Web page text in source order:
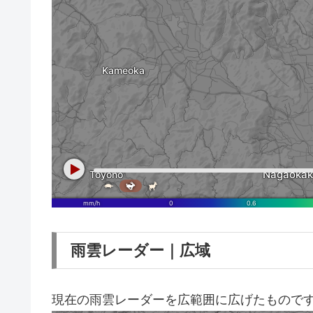
雨雲レーダー｜広域
現在の雨雲レーダーを広範囲に広げたもので